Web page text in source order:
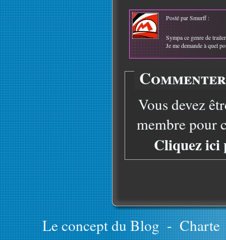
Posté par Smurff :
Sympa ce genre de
Je me demande à quel
Vous devez
membre pour
Cliquez ici
Le concept du Blog - Charte